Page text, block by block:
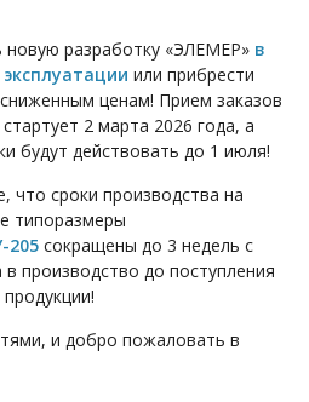
новую разработку «ЭЛЕМЕР» в
или прибрести
ценам! Прием заказов
2 марта 2026 года, а
будут действовать до 1 июля!
сроки производства на
типоразмеры
205 сокращены до 3 недель с
производство до поступления
и добро пожаловать в